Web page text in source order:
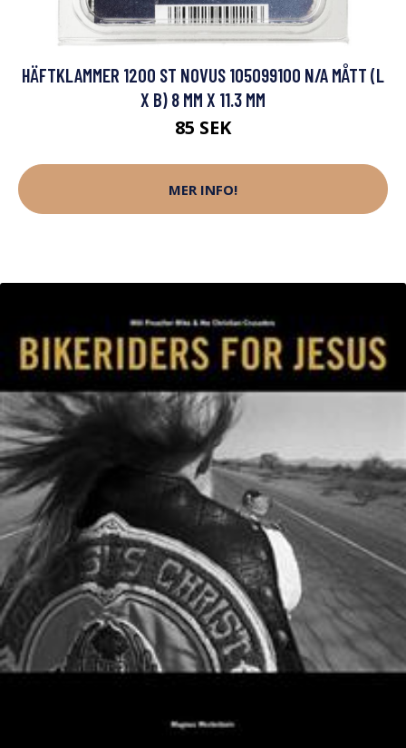
HÄFTKLAMMER 1200 ST NOVUS 105099100 N/A MÅTT (L
X B) 8 MM X 11.3 MM
85 SEK
MER INFO!